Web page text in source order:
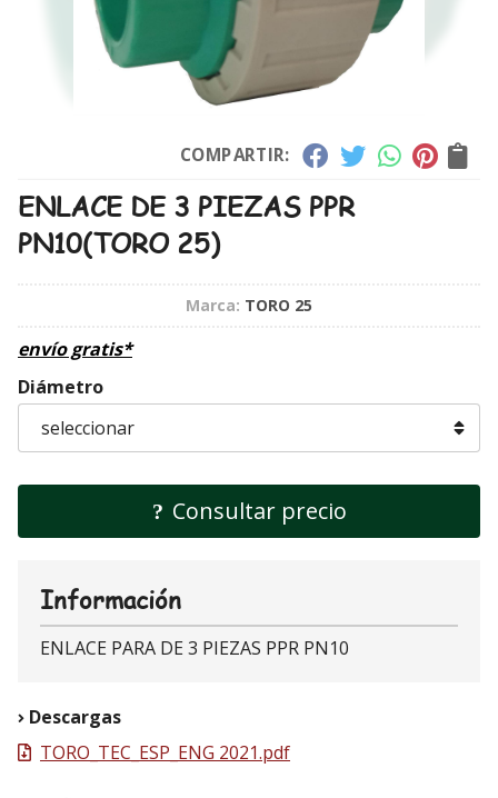
COMPARTIR:
ENLACE DE 3 PIEZAS PPR
PN10(TORO 25)
Marca: TORO 25
envío gratis*
Diámetro
Consultar precio
Información
ENLACE PARA DE 3 PIEZAS PPR PN10
Descargas
TORO_TEC_ESP_ENG 2021.pdf